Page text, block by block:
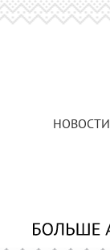
НОВОСТИ